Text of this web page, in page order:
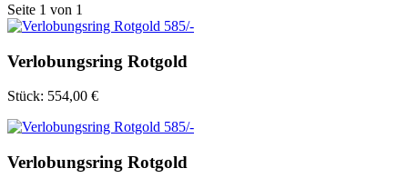
Seite 1 von 1
Verlobungsring Rotgold
Stück: 554,00 €
Verlobungsring Rotgold